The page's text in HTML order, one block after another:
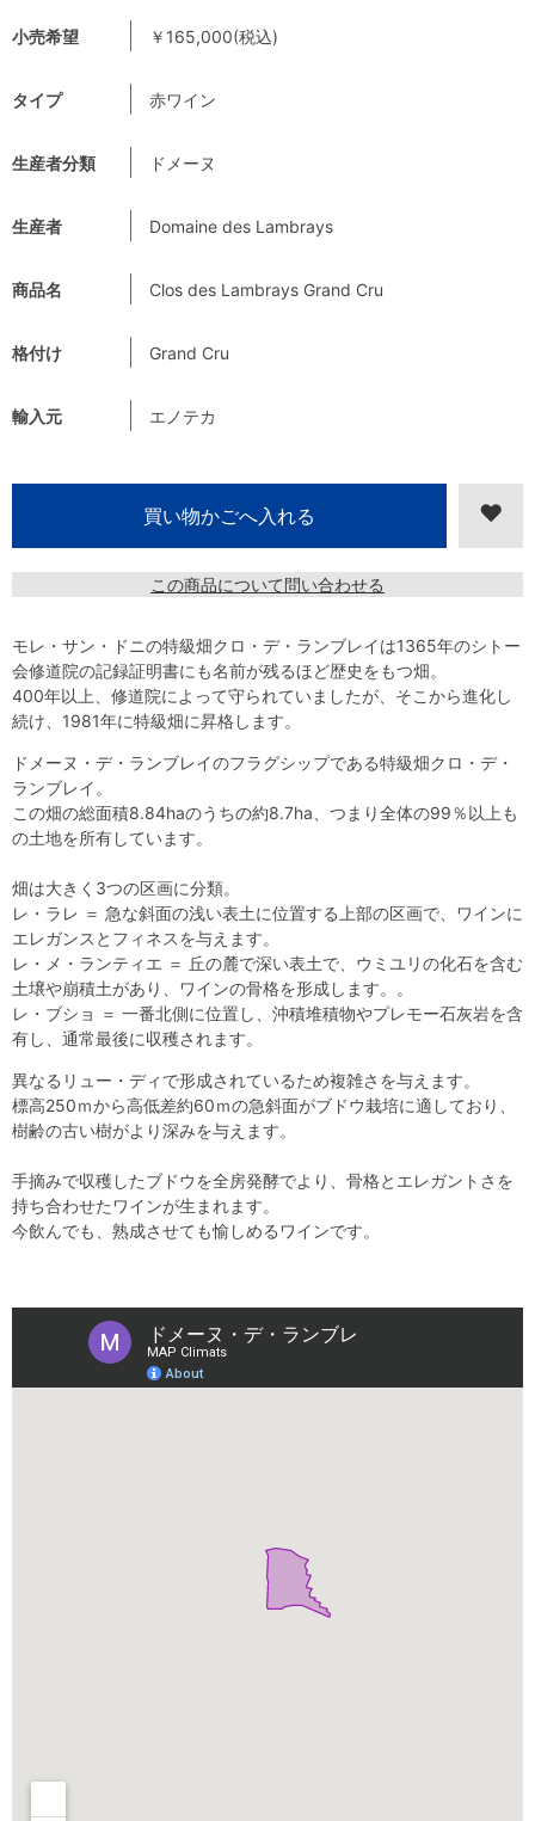
小売希望 ￥165,000(税込)
タイプ 赤ワイン
生産者分類 ドメーヌ
生産者 Domaine des Lambrays
商品名 Clos des Lambrays Grand Cru
格付け Grand Cru
輸入元 エノテカ
この商品について問い合わせる
モレ・サン・ドニの特級畑クロ・デ・ランブレイは1365年のシトー
会修道院の記録証明書にも名前が残るほど歴史をもつ畑。
400年以上、修道院によって守られていましたが、そこから進化し
続け、1981年に特級畑に昇格します。
ドメーヌ・デ・ランブレイのフラグシップである特級畑クロ・デ・
ランブレイ。
この畑の総面積8.84haのうちの約8.7ha、つまり全体の99％以上も
の土地を所有しています。
畑は大きく3つの区画に分類。
レ・ラレ ＝ 急な斜面の浅い表土に位置する上部の区画で、ワインに
エレガンスとフィネスを与えます。
レ・メ・ランティエ ＝ 丘の麓で深い表土で、ウミユリの化石を含む
土壌や崩積土があり、ワインの骨格を形成します。。
レ・ブショ ＝ 一番北側に位置し、沖積堆積物やプレモー石灰岩を含
有し、通常最後に収穫されます。
異なるリュー・ディで形成されているため複雑さを与えます。
標高250ｍから高低差約60ｍの急斜面がブドウ栽培に適しており、
樹齢の古い樹がより深みを与えます。
手摘みで収穫したブドウを全房発酵でより、骨格とエレガントさを
持ち合わせたワインが生まれます。
今飲んでも、熟成させても愉しめるワインです。